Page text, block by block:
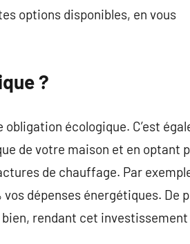
options disponibles, en vous
?
écologique. C’est
de votre maison et en optant
de chauffage. Par
dépenses énergétiques. De
rendant cet investissement